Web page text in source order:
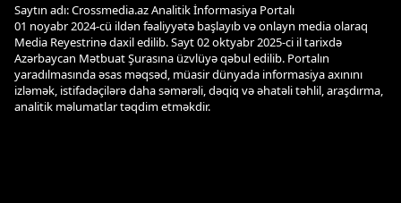
Saytın adı: Crossmedia.az Analitik İnformasiya Portalı
01 noyabr 2024-cü ildən fəaliyyətə başlayıb və onlayn media olaraq
Media Reyestrinə daxil edilib. Sayt 02 oktyabr 2025-ci il tarixdə
Azərbaycan Mətbuat Şurasına üzvlüyə qəbul edilib. Portalın
yaradılmasında əsas məqsəd, müasir dünyada informasiya axınını
izləmək, istifadəçilərə daha səmərəli, dəqiq və əhatəli təhlil, araşdırma,
analitik məlumatlar təqdim etməkdir.